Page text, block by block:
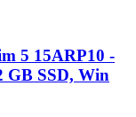
5 15ARP10 -
GB SSD, Win